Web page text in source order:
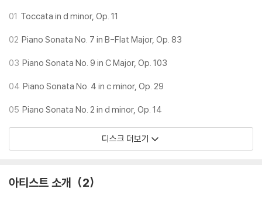
01 Toccata in d minor, Op. 11
02 Piano Sonata No. 7 in B-Flat Major, Op. 83
03 Piano Sonata No. 9 in C Major, Op. 103
04 Piano Sonata No. 4 in c minor, Op. 29
05 Piano Sonata No. 2 in d minor, Op. 14
디스크 더보기
아티스트 소개 2